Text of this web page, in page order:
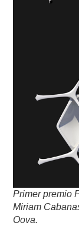
Primer premio
Miriam
Oova.